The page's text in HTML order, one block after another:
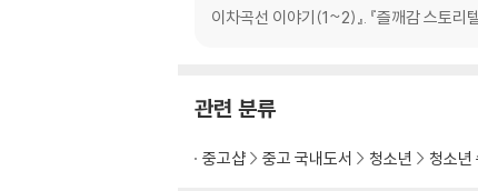
이차곡선 이야기(1~2)』. 『즐깨감 스토
관련 분류
중고샵 중고 국내도서 청소년 청소년